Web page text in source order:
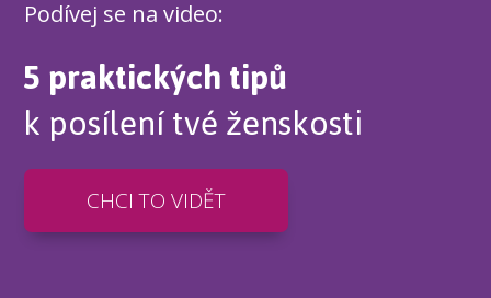
Podívej se na video:
5 praktických tipů
k posílení tvé ženskosti
CHCI TO VIDĚT